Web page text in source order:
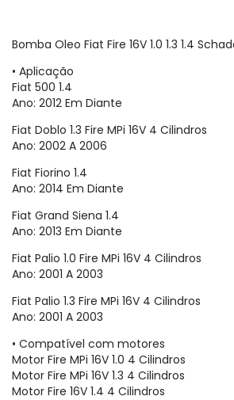
Bomba Oleo Fiat Fire 16V 1.0 1.3 1.4
• Aplicação
Fiat 500 1.4
Ano: 2012 Em Diante
Fiat Doblo 1.3 Fire MPi 16V 4 Cilindros
Ano: 2002 A 2006
Fiat Fiorino 1.4
Ano: 2014 Em Diante
Fiat Grand Siena 1.4
Ano: 2013 Em Diante
Fiat Palio 1.0 Fire MPi 16V 4 Cilindros
Ano: 2001 A 2003
Fiat Palio 1.3 Fire MPi 16V 4 Cilindros
Ano: 2001 A 2003
• Compatível com motores
Motor Fire MPi 16V 1.0 4 Cilindros
Motor Fire MPi 16V 1.3 4 Cilindros
Motor Fire 16V 1.4 4 Cilindros